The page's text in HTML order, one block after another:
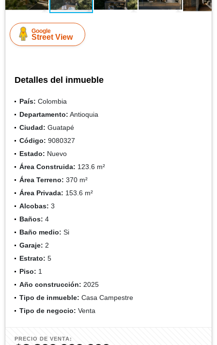
Google
Street View
Detalles del inmueble
País: Colombia
Departamento: Antioquia
Ciudad: Guatapé
Código: 9080327
Estado: Nuevo
Área Construida: 123.6 m²
Área Terreno: 370 m²
Área Privada: 153.6 m²
Alcobas: 3
Baños: 4
Baño medio: Si
Garaje: 2
Estrato: 5
Piso: 1
Año construcción: 2025
Tipo de inmueble: Casa Campestre
Tipo de negocio: Venta
PRECIO DE VENTA: